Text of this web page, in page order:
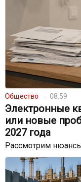
Общество 08:59
Электронные
или новые
2027 года
Рассмотрим